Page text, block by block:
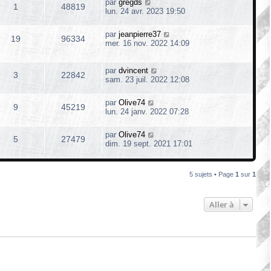
1 48819 par gregds
lun. 24 avr. 2023 19:50
19 96334 par jeanpierre37
mer. 16 nov. 2022 14:09
3 22842 par dvincent
sam. 23 juil. 2022 12:08
9 45219 par Olive74
lun. 24 janv. 2022 07:28
5 27479 par Olive74
dim. 19 sept. 2021 17:01
5 sujets • Page 1 sur 1
Aller à